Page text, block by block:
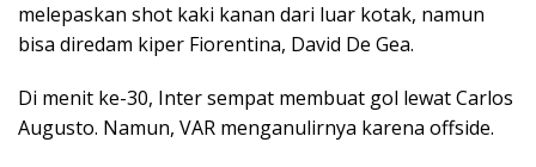
melepaskan shot kaki kanan dari luar kotak, namun
bisa diredam kiper Fiorentina, David De Gea.
Di menit ke-30, Inter sempat membuat gol lewat Carlos
Augusto. Namun, VAR menganulirnya karena offside.